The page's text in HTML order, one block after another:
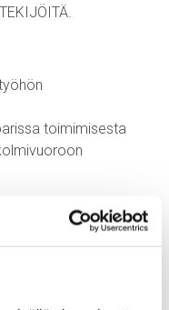
toimimisesta